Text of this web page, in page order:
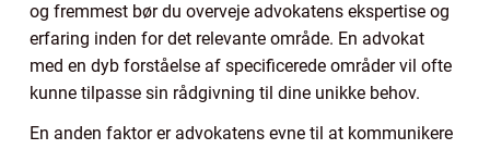
og fremmest bør du overveje advokatens ekspertise og
erfaring inden for det relevante område. En advokat
med en dyb forståelse af specificerede områder vil ofte
kunne tilpasse sin rådgivning til dine unikke behov.
En anden faktor er advokatens evne til at kommunikere